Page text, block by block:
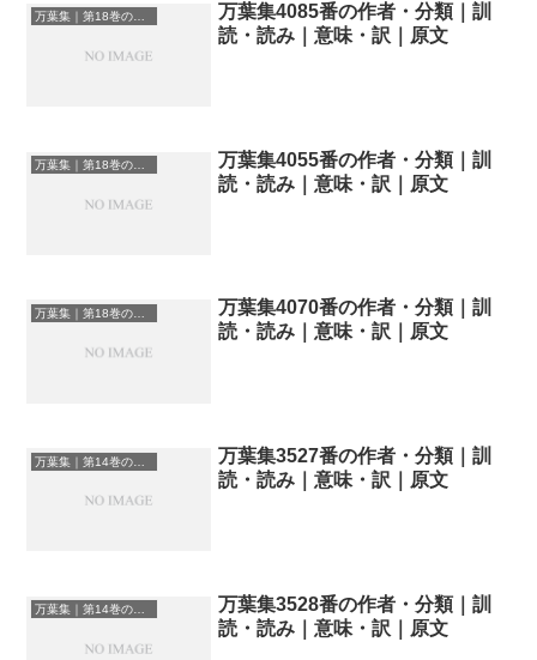
万葉集｜第18巻の和歌一覧
万葉集4085番の作者・分類｜訓
読・読み｜意味・訳｜原文
万葉集｜第18巻の和歌一覧
万葉集4055番の作者・分類｜訓
読・読み｜意味・訳｜原文
万葉集｜第18巻の和歌一覧
万葉集4070番の作者・分類｜訓
読・読み｜意味・訳｜原文
万葉集｜第14巻の和歌一覧
万葉集3527番の作者・分類｜訓
読・読み｜意味・訳｜原文
万葉集｜第14巻の和歌一覧
万葉集3528番の作者・分類｜訓
読・読み｜意味・訳｜原文